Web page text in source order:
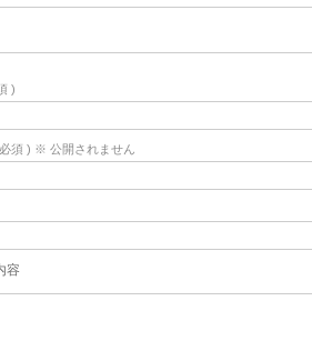
)
須 ) ※ 公開されません
容